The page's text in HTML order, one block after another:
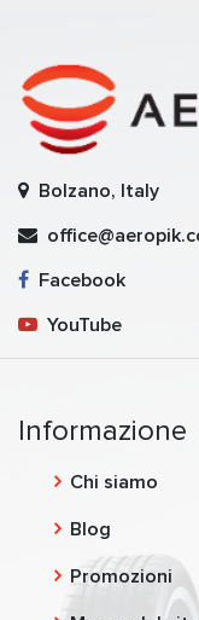
Bolzano, Italy
Facebook
YouTube
Informazione
Chi siamo
Blog
Promozioni